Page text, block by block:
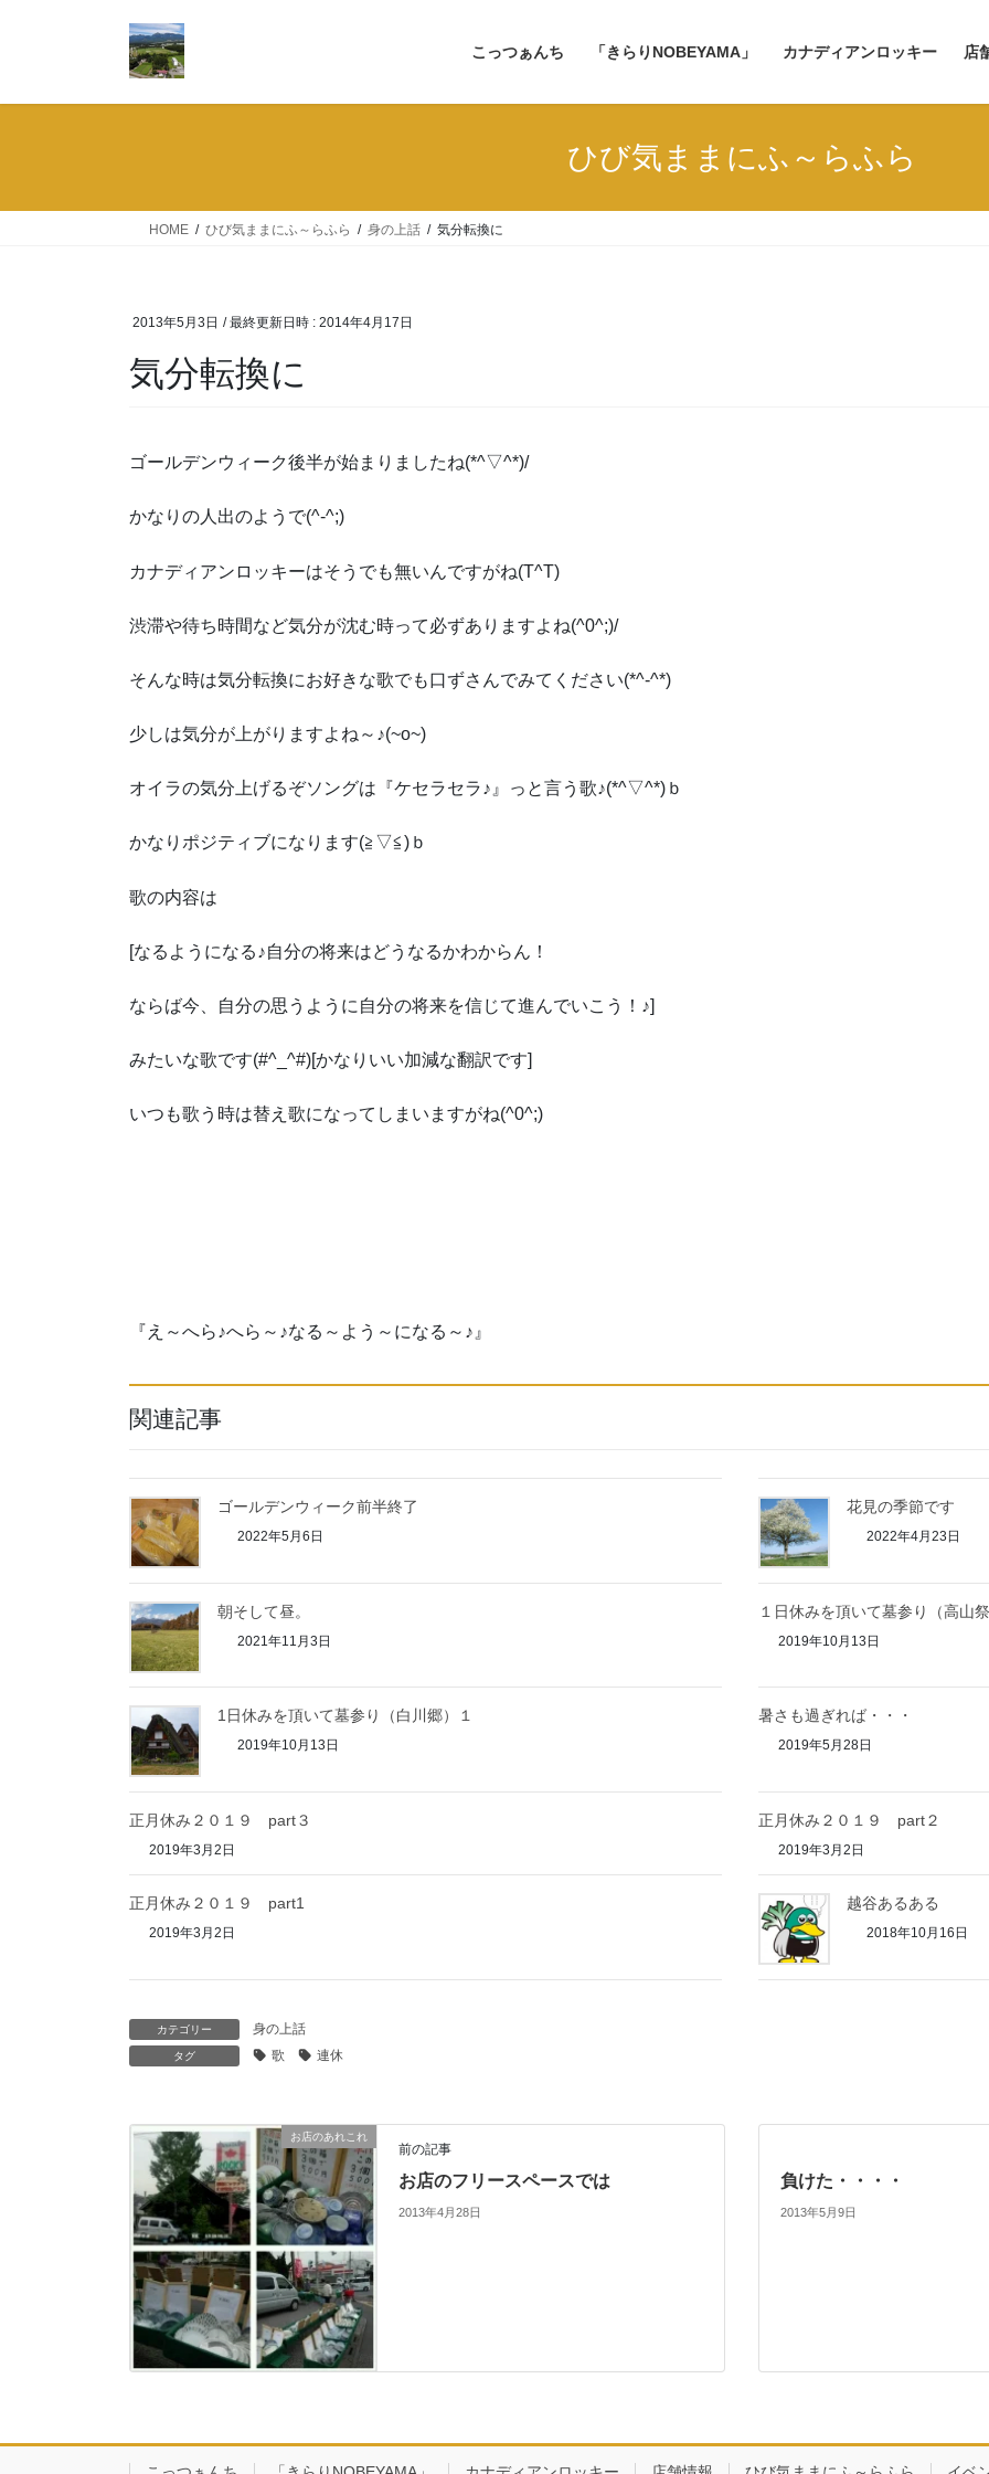
こっつぁんち 「きらりNOBEYAMA」 カナディアンロッキー 店
ひび気ままにふ～らふら
HOME ひび気ままにふ～らふら 身の上話 気分転換に
2013年5月3日 / 最終更新日時 : 2014年4月17日
気分転換に
ゴールデンウィーク後半が始まりましたね(*^▽^*)/
かなりの人出のようで(^-^;)
カナディアンロッキーはそうでも無いんですがね(T^T)
渋滞や待ち時間など気分が沈む時って必ずありますよね(^0^;)/
そんな時は気分転換にお好きな歌でも口ずさんでみてください(*^-^*)
少しは気分が上がりますよね～♪(~o~)
オイラの気分上げるぞソングは『ケセラセラ♪』っと言う歌♪(*^▽^*)ｂ
かなりポジティブになります(≧▽≦)ｂ
歌の内容は
[なるようになる♪自分の将来はどうなるかわからん！
ならば今、自分の思うように自分の将来を信じて進んでいこう！♪]
みたいな歌です(#^_^#)[かなりいい加減な翻訳です]
いつも歌う時は替え歌になってしまいますがね(^0^;)
『え～へら♪へら～♪なる～よう～になる～♪』
関連記事
ゴールデンウィーク前半終了
2022年5月6日
花見の季節です
2022年4月23日
朝そして昼。
2021年11月3日
１日休みを頂いて墓参り（高山
2019年10月13日
1日休みを頂いて墓参り（白川郷）１
2019年10月13日
暑さも過ぎれば・・・
2019年5月28日
正月休み２０１９ part３
2019年3月2日
正月休み２０１９ part２
2019年3月2日
正月休み２０１９ part1
2019年3月2日
越谷あるある
2018年10月16日
カテゴリー 身の上話
タグ 歌 連休
お店のあれこれ
前の記事
お店のフリースペースでは
2013年4月28日
負けた・・・・
2013年5月9日